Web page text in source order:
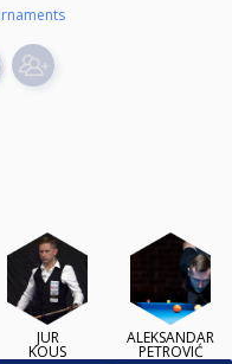
JUR
KOUS
ALEKSANDAR
PETROVIĆ